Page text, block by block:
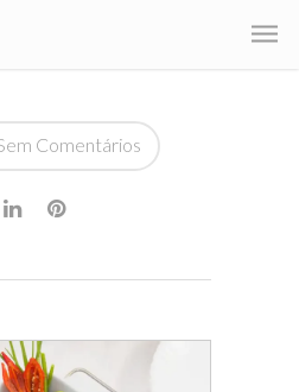
Comentários